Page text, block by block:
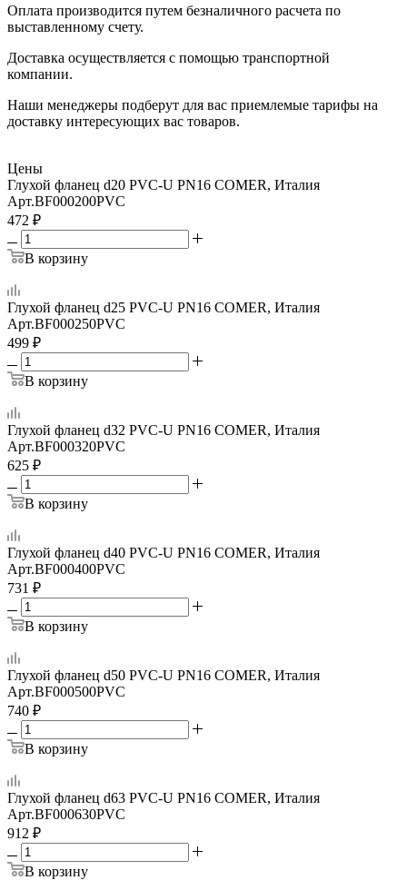
Оплата производится путем безналичного расчета по
выставленному счету.
Доставка осуществляется с помощью транспортной
компании.
Наши менеджеры подберут для вас приемлемые тарифы на
доставку интересующих вас товаров.
Цены
Глухой фланец d20 PVC-U PN16 COMER, Италия
Арт.BF000200PVC
472 ₽
В корзину
Глухой фланец d25 PVC-U PN16 COMER, Италия
Арт.BF000250PVC
499 ₽
В корзину
Глухой фланец d32 PVC-U PN16 COMER, Италия
Арт.BF000320PVC
625 ₽
В корзину
Глухой фланец d40 PVC-U PN16 COMER, Италия
Арт.BF000400PVC
731 ₽
В корзину
Глухой фланец d50 PVC-U PN16 COMER, Италия
Арт.BF000500PVC
740 ₽
В корзину
Глухой фланец d63 PVC-U PN16 COMER, Италия
Арт.BF000630PVC
912 ₽
В корзину